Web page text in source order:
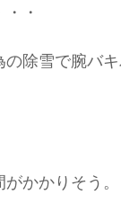
者・
除雪で腕バ
かかりそう。